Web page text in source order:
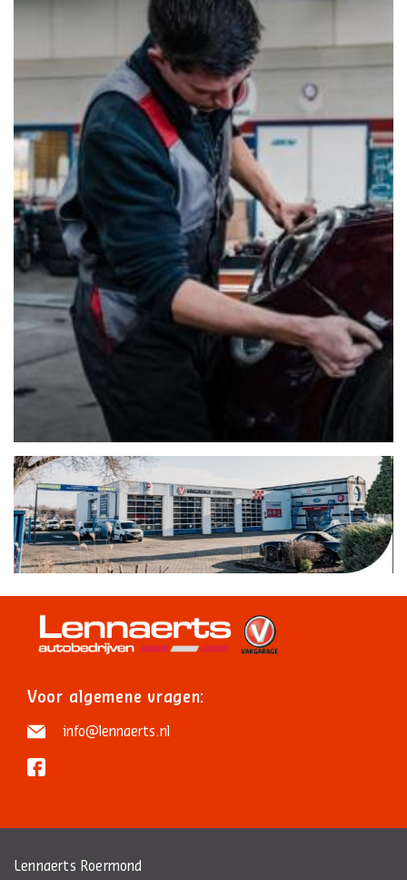
Voor algemene vragen:
info@lennaerts.nl
Lennaerts Roermond